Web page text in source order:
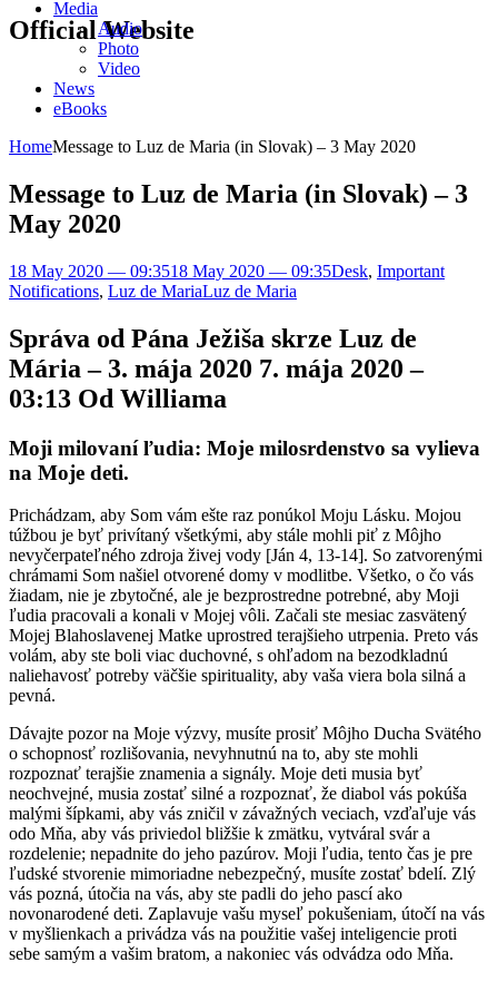
Official Website
Media
Audio
Photo
Video
News
eBooks
HomeMessage to Luz de Maria (in Slovak) – 3 May 2020
Message to Luz de Maria (in Slovak) – 3
May 2020
18 May 2020 — 09:3518 May 2020 — 09:35Desk, Important
Notifications, Luz de MariaLuz de Maria
Správa od Pána Ježiša skrze Luz de
Mária – 3. mája 2020 7. mája 2020 –
03:13 Od Williama
Moji milovaní ľudia: Moje milosrdenstvo sa vylieva
na Moje deti.
Prichádzam, aby Som vám ešte raz ponúkol Moju Lásku. Mojou
túžbou je byť privítaný všetkými, aby stále mohli piť z Môjho
nevyčerpateľného zdroja živej vody [Ján 4, 13-14]. So zatvorenými
chrámami Som našiel otvorené domy v modlitbe. Všetko, o čo vás
žiadam, nie je zbytočné, ale je bezprostredne potrebné, aby Moji
ľudia pracovali a konali v Mojej vôli. Začali ste mesiac zasvätený
Mojej Blahoslavenej Matke uprostred terajšieho utrpenia. Preto vás
volám, aby ste boli viac duchovné, s ohľadom na bezodkladnú
naliehavosť potreby väčšie spirituality, aby vaša viera bola silná a
pevná.
Dávajte pozor na Moje výzvy, musíte prosiť Môjho Ducha Svätého
o schopnosť rozlišovania, nevyhnutnú na to, aby ste mohli
rozpoznať terajšie znamenia a signály. Moje deti musia byť
neochvejné, musia zostať silné a rozpoznať, že diabol vás pokúša
malými šípkami, aby vás zničil v závažných veciach, vzďaľuje vás
odo Mňa, aby vás priviedol bližšie k zmätku, vytváral svár a
rozdelenie; nepadnite do jeho pazúrov. Moji ľudia, tento čas je pre
ľudské stvorenie mimoriadne nebezpečný, musíte zostať bdelí. Zlý
vás pozná, útočia na vás, aby ste padli do jeho pascí ako
novonarodené deti. Zaplavuje vašu myseľ pokušeniam, útočí na vás
v myšlienkach a privádza vás na použitie vašej inteligencie proti
sebe samým a vašim bratom, a nakoniec vás odvádza odo Mňa.